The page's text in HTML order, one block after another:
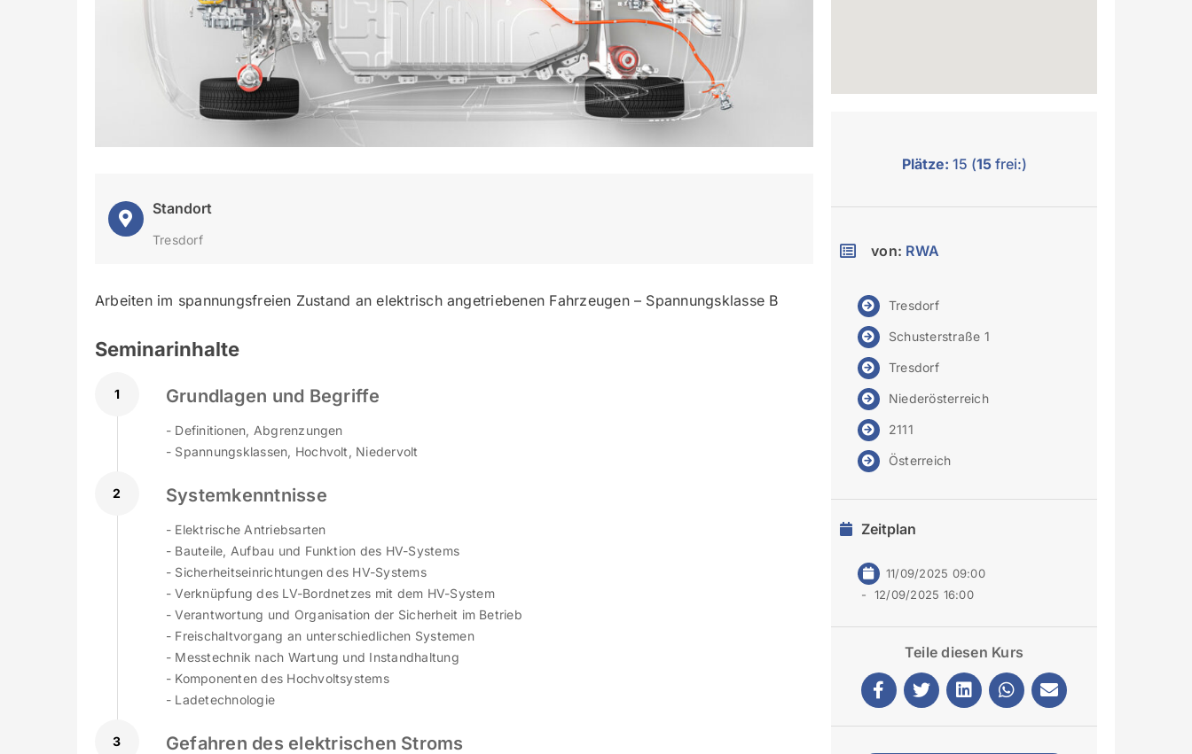
Standort
Tresdorf
Arbeiten im spannungsfreien Zustand an elektrisch angetriebenen Fahrzeugen – Spannungsklasse B
Seminarinhalte
1 Grundlagen und Begriffe
- Definitionen, Abgrenzungen
- Spannungsklassen, Hochvolt, Niedervolt
2 Systemkenntnisse
- Elektrische Antriebsarten
- Bauteile, Aufbau und Funktion des HV-Systems
- Sicherheitseinrichtungen des HV-Systems
- Verknüpfung des LV-Bordnetzes mit dem HV-System
- Verantwortung und Organisation der Sicherheit im Betrieb
- Freischaltvorgang an unterschiedlichen Systemen
- Messtechnik nach Wartung und Instandhaltung
- Komponenten des Hochvoltsystems
- Ladetechnologie
3 Gefahren des elektrischen Stroms
Plätze: 15 (15frei:)
von: RWA
Tresdorf
Schusterstraße 1
Tresdorf
Niederösterreich
2111
Österreich
Zeitplan
11/09/2025 09:00
- 12/09/2025 16:00
Teile diesen Kurs